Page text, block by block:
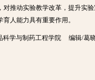
对推动实验教学改革，提升实
育人能力具有重要作用。
科学与制药工程学院 编辑/葛